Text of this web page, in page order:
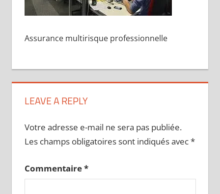
Assurance multirisque professionnelle
LEAVE A REPLY
Votre adresse e-mail ne sera pas publiée.
Les champs obligatoires sont indiqués avec*
Commentaire*